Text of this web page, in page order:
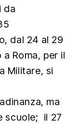
da
dal 24 al 29
Roma, per il
Militare, si
ma
scuole; il 27